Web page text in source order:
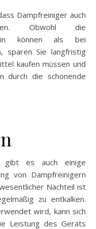
Dampfreiniger auch
Obwohl die
können als bei
sparen Sie langfristig
kaufen müssen und
durch die schonende
gibt es auch einige
von Dampfreinigern
Nachteil ist
zu entkalken.
wird, kann sich
Leistung des Geräts